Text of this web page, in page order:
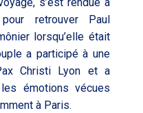
retrouver Paul
lorsqu’elle était
a participé à une
Christi Lyon et a
émotions vécues
à Paris.